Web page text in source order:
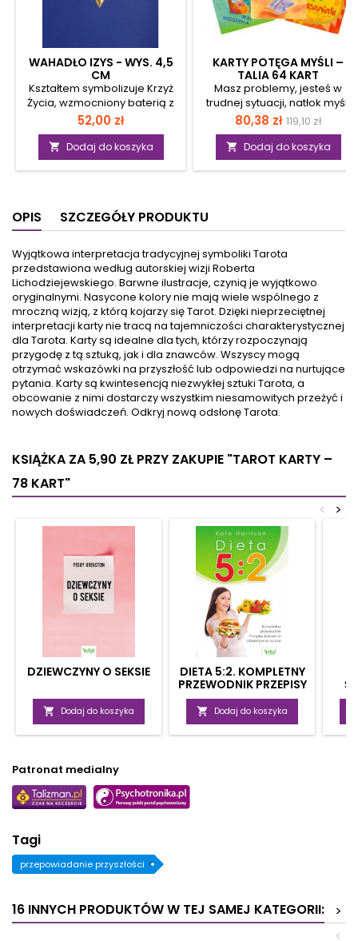
WAHADŁO IZYS - WYS. 4,5
CM
Kształtem symbolizuje Krzyż
Życia, wzmocniony baterią z
czterech ogniw.
Charakteryzuje się wysoką
czułością radiestezyjną. Jest
odbiornikiem i nadajnikiem.
Uruchamiane poleceniem
widma widzialnego. Jest
wahadłem
samoodpromieniowującym.
Należy do zespołu wahadeł
egipskich.materiał:
mosiądzwysokość: 4,5
cmwaga: 18 gramłańcuszek
zakończony kulką 19 cm
Cena
52,00 zł
 Dodaj do koszyka
KARTY POTĘGA MYŚLI –
TALIA 64 KART
Masz problemy, jesteś w
trudnej sytuacji, natłok myśli
nie daje Ci spokoju?
Potrzebujesz rady, chcesz
odnaleźć cel lub po prostu
osoby, która Ci pomoże? Nie
zawsze możesz zwrócić się
pomocnika, zawsze przy
sobie. Talia 64 kart
afirmacyjnych podpowie Ci
rozwiązanie lub doradzi w
trudnych sytuacjach. Louisy L.
Hay to specjalistka od
pozytywnego myślenia, która
już milionom ludzi pomogła
odkryć i wykorzystać
potencjał...
Cena
80,38 zł Cena
119,10 zł
 Dodaj do koszyka
OPIS SZCZEGÓŁY PRODUKTU
Wyjątkowa interpretacja tradycyjnej symboliki Tarota
przedstawiona według autorskiej wizji Roberta
Lichodziejewskiego. Barwne ilustracje, czynią je wyjątkowo
oryginalnymi. Nasycone kolory nie mają wiele wspólnego z
mroczną wizją, z którą kojarzy się Tarot. Dzięki nieprzeciętnej
interpretacji karty nie tracą na tajemniczości charakterystycznej
dla Tarota. Karty są idealne dla tych, którzy rozpoczynają
przygodę z tą sztuką, jak i dla znawców. Wszyscy mogą
otrzymać wskazówki na przyszłość lub odpowiedzi na nurtujące
pytania. Karty są kwintesencją niezwykłej sztuki Tarota, a
obcowanie z nimi dostarczy wszystkim niesamowitych przeżyć i
nowych doświadczeń. Odkryj nową odsłonę Tarota.
KSIĄŻKA ZA 5,90 ZŁPRZY ZAKUPIE "TAROT KARTY –
78 KART"
>
<
DZIEWCZYNY O SEKSIE
 Dodaj do koszyka
DIETA 5:2. KOMPLETNY
PRZEWODNIK PRZEPISY
KULINARNE,
OBIEKTYWNE OPINIE
 Dodaj do koszyka
Patronat medialny
Tagi
przepowiadanie przyszłości
16 INNYCH PRODUKTÓW W TEJ SAMEJ KATEGORII:
>
<